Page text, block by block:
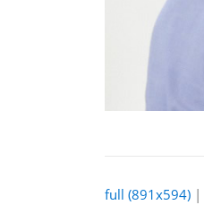
full (891x594) |